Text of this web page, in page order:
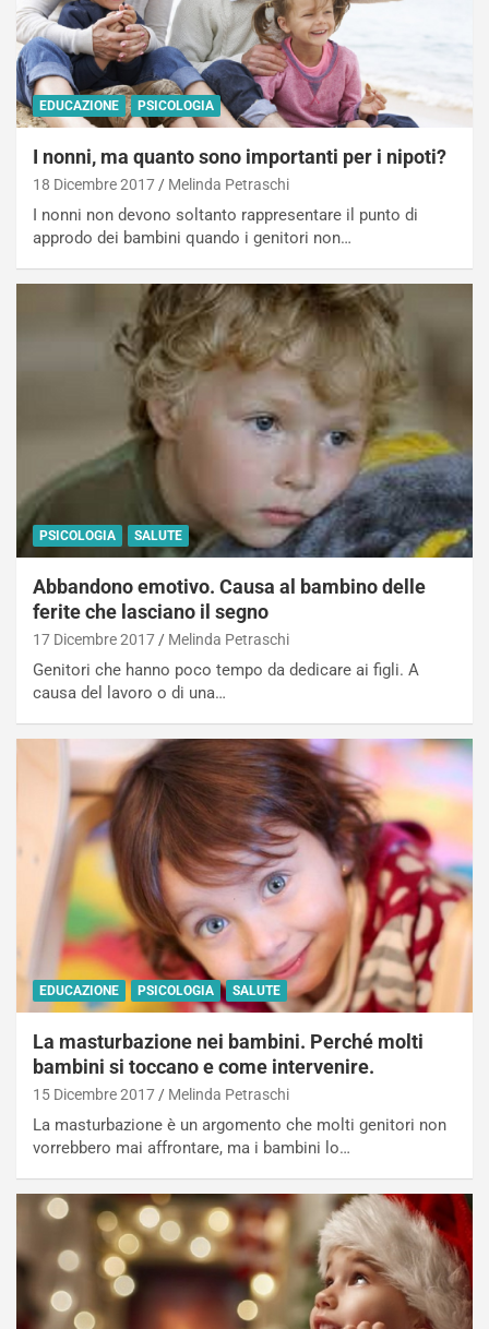
EDUCAZIONE PSICOLOGIA
I nonni, ma quanto sono importanti per i nipoti?
18 Dicembre 2017 Melinda Petraschi
I nonni non devono soltanto rappresentare il punto di
approdo dei bambini quando i genitori non…
PSICOLOGIA SALUTE
Abbandono emotivo. Causa al bambino delle
ferite che lasciano il segno
17 Dicembre 2017 Melinda Petraschi
Genitori che hanno poco tempo da dedicare ai figli. A
causa del lavoro o di una…
EDUCAZIONE PSICOLOGIA SALUTE
La masturbazione nei bambini. Perché molti
bambini si toccano e come intervenire.
15 Dicembre 2017 Melinda Petraschi
La masturbazione è un argomento che molti genitori non
vorrebbero mai affrontare, ma i bambini lo…